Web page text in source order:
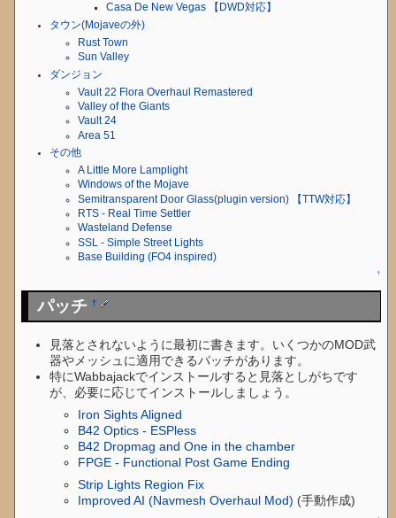
Casa De New Vegas 【DWD対応】
タウン(Mojaveの外)
Rust Town
Sun Valley
ダンジョン
Vault 22 Flora Overhaul Remastered
Valley of the Giants
Vault 24
Area 51
その他
A Little More Lamplight
Windows of the Mojave
Semitransparent Door Glass(plugin version) 【TTW対応】
RTS - Real Time Settler
Wasteland Defense
SSL - Simple Street Lights
Base Building (FO4 inspired)
↑
パッチ†
見落とされないように最初に書きます。いくつかのMOD武
器やメッシュに適用できるパッチがあります。
特にWabbajackでインストールすると見落としがちです
が、必要に応じてインストールしましょう。
Iron Sights Aligned
B42 Optics - ESPless
B42 Dropmag and One in the chamber
FPGE - Functional Post Game Ending
Strip Lights Region Fix
Improved AI (Navmesh Overhaul Mod) (手動作成)